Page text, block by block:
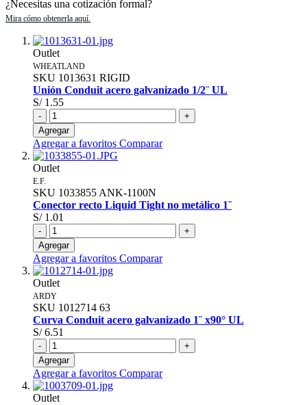
¿Necesitas una cotización formal?
Outlet
WHEATLAND
SKU 1013631 RIGID
Unión Conduit acero galvanizado 1/2¨ UL
S/ 1.55
-
+
Agregar
Agregar a favoritos Comparar
Outlet
E.F.
SKU 1033855 ANK-1100N
Conector recto Liquid Tight no metálico 1¨
S/ 1.01
-
+
Agregar
Agregar a favoritos Comparar
Outlet
ARDY
SKU 1012714 63
Curva Conduit acero galvanizado 1¨ x90° UL
S/ 6.51
-
+
Agregar
Agregar a favoritos Comparar
Outlet